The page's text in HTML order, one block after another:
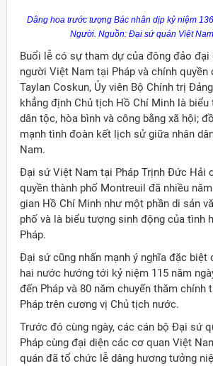
Dâng hoa trước tượng Bác nhân dịp kỷ niệm
Người. Nguồn: Đại sứ quán Việt
Buổi lễ có sự tham dự của đông đảo đại
người Việt Nam tại Pháp và chính quyền
Taylan Coskun, Ủy viên Bộ Chính trị
khẳng định Chủ tịch Hồ Chí Minh là
dân tộc, hòa bình và công bằng xã hội;
mạnh tình đoàn kết lịch sử giữa nhân
Nam.
Đại sứ Việt Nam tại Pháp Trịnh Đức Hải
quyền thành phố Montreuil đã nhiều
gian Hồ Chí Minh như một phần di sản
phố và là biểu tượng sinh động của tình
Pháp.
Đại sứ cũng nhấn mạnh ý nghĩa đặc biệt
hai nước hướng tới kỷ niệm 115 năm
đến Pháp và 80 năm chuyến thăm
Pháp trên cương vị Chủ tịch nước.
Trước đó cùng ngày, các cán bộ Đại sứ
Pháp cùng đại diện các cơ quan Việt
quán đã tổ chức lễ dâng hương tưởng